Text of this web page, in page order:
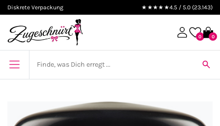
Diskrete Verpackung ★★★★★4.5 / 5.0 (23.143)
0 0